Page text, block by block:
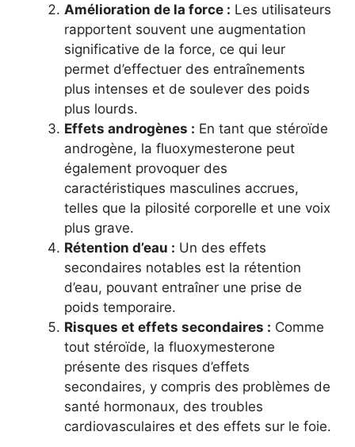
Amélioration de la force : Les utilisateurs
rapportent souvent une augmentation
significative de la force, ce qui leur
permet d’effectuer des entraînements
plus intenses et de soulever des poids
plus lourds.
Effets androgènes : En tant que stéroïde
androgène, la fluoxymesterone peut
également provoquer des
caractéristiques masculines accrues,
telles que la pilosité corporelle et une voix
plus grave.
Rétention d’eau : Un des effets
secondaires notables est la rétention
d’eau, pouvant entraîner une prise de
poids temporaire.
Risques et effets secondaires : Comme
tout stéroïde, la fluoxymesterone
présente des risques d’effets
secondaires, y compris des problèmes de
santé hormonaux, des troubles
cardiovasculaires et des effets sur le foie.